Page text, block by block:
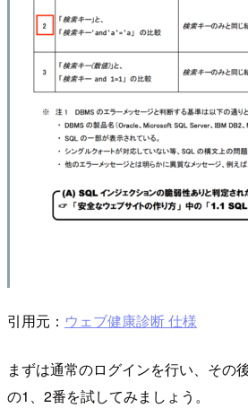
引用元： ウェブ健康診断 仕様
まずは通常のログインを行い、その
の1、2番を試してみましょう。